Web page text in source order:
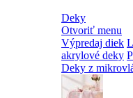
Deky
Otvoriť menu
Výpredaj diek
akrylové deky
Deky z